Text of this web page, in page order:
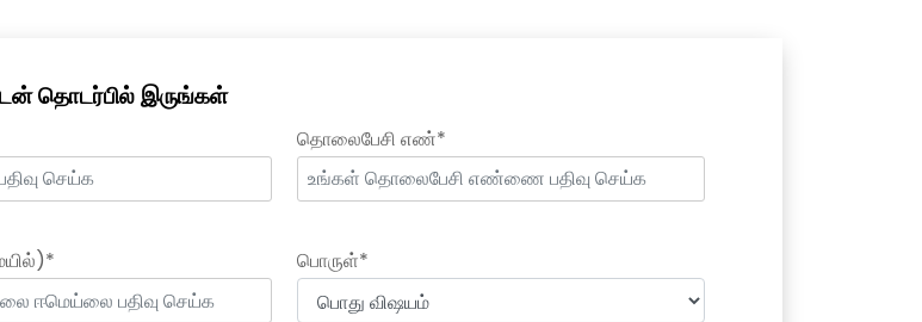
தொடர்பில் இருங்கள்
தொலைபேசி எண்*
பொருள்*